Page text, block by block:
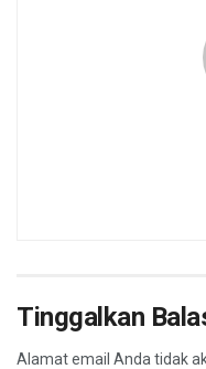
Tinggalkan
Alamat email Anda tidak